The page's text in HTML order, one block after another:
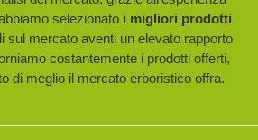
selezionato i migliori prodotti
sul mercato aventi un elevato rapporto
costantemente i prodotti offerti,
di meglio il mercato erboristico offra.